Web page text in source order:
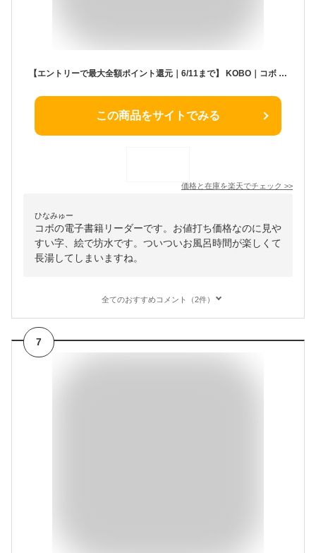
【エントリーで最大全額ポイント還元｜6/11まで】 KOBO｜コボ 電子書籍リーダー Kobo Clara BW ブラック N365-KJ-BK-S-EP [6インチ /防水]
この商品をサイトでみる
価格と在庫を楽天でチェック >>
ひなみゅー
コボの電子書籍リーダーです。お値打ち価格なのに見や
すい字、絵で坊水です。ついついお風呂時間が楽しくて
長湯してしまいますね。
全てのおすすめコメント（2件）
7